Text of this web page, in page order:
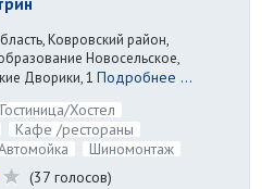
Ковровский район,
Новосельское,
Дворики, 1 Подробнее ...
Хостел
Кафе /рестораны
Шиномонтаж
(37 голосов)